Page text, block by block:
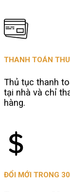
THANH TOÁN
Thủ tục thanh
tại nhà và chỉ
hàng.
ĐỔI MỚI TRONG